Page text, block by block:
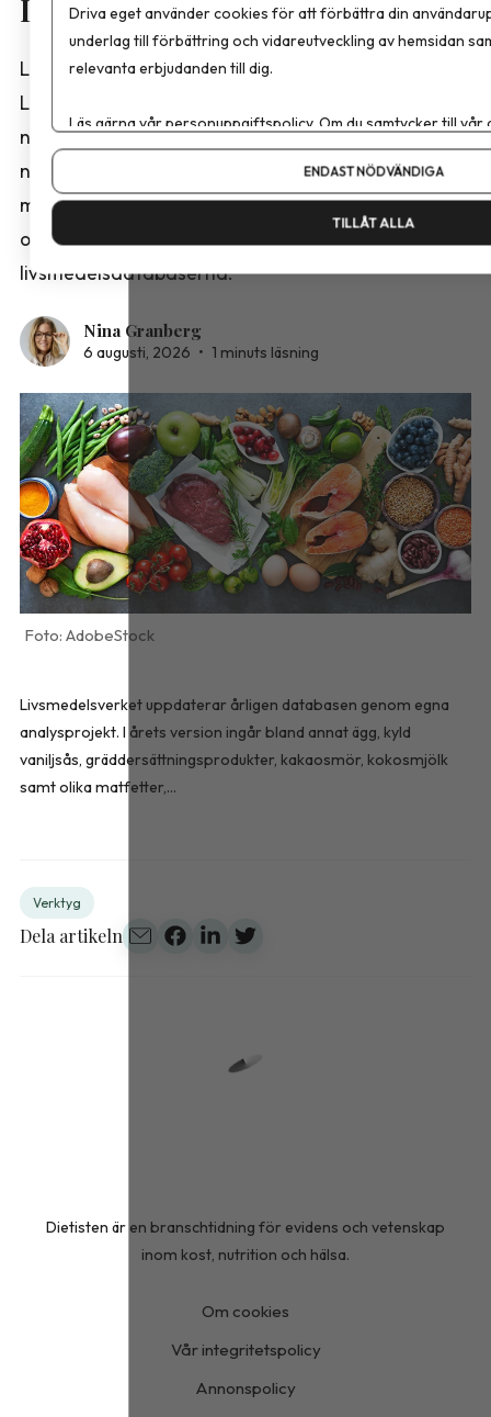
Livsmedelsdatabasen
Livsmedelsverket har publicerat en ny version av
Livsmedelsdatabasen med reviderade
näringsvärden för ett stort antal livsmedel. Bland
nyheterna finns analyser från projektet ”Fetter,
mejerier och ägg 2025” samt kompletterande data
om frukt och grönsaker från de norska och danska
livsmedelsdatabaserna.
Nina Granberg
6 augusti, 2026 • 1 minuts läsning
AdobeStock
Livsmedelsverket uppdaterar årligen databasen genom egna
analysprojekt. I årets version ingår bland annat ägg, kyld
vaniljsås, gräddersättningsprodukter, kakaosmör, kokosmjölk
samt olika matfetter,...
Verktyg
Dela artikeln
Dietisten är en branschtidning för evidens och vetenskap
inom kost, nutrition och hälsa.
Om cookies
Vår integritetspolicy
Annonspolicy
Driva eget använder cookies för att förbättra din
underlag till förbättring och vidareutveckling av hemsidan
relevanta erbjudanden till dig.
Läs gärna vårpersonuppgiftspolicy. Om du samtycker till vår
Om du vill ändra ditt val i efterhand hittar du den möjligheten
ENDAST NÖDVÄNDIGA
TILLÅT ALLA